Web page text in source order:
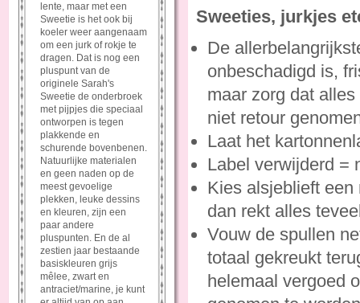
lente, maar met een
Sweetie is het ook bij
koeler weer aangenaam
om een jurk of rokje te
dragen. Dat is nog een
pluspunt van de
originele Sarah's
Sweetie de onderbroek
met pijpjes die speciaal
ontworpen is tegen
plakkende en
schurende bovenbenen.
Natuurlijke materialen
en geen naden op de
meest gevoelige
plekken, leuke dessins
en kleuren, zijn een
paar andere
pluspunten. En de al
zestien jaar bestaande
basiskleuren grijs
mêlee, zwart en
antraciet/marine, je kunt
Sweeties, jurkjes
De
onbeschadigd is,
maar zorg dat
niet retour
Laat het
Label verwijderd =
Kies alsjeblieft
dan rekt alles
Vouw de spullen
totaal gekreukt
helemaal vergoed